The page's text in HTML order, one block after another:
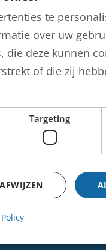
te
over uw
die deze kunnen
of die zij
Targeting